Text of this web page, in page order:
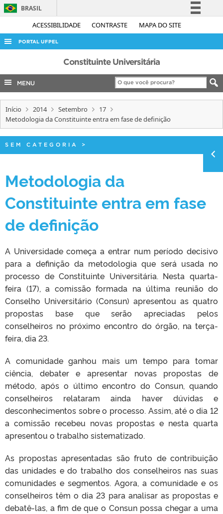
ACESSIBILIDADE CONTRASTE MAPA DO SITE
BRASIL
Simplifique!
Legislação
Canais
PORTAL UFPEL
ACESSO À INFORMAÇÃO
AUDITORIA
COBALTO
CONCURSOS
INTERNACIONAL
PORTARIAS
Constituinte Universitária
MENU
Início 2014 Setembro
17
Metodologia da Constituinte entra em fase de definição
SEM CATEGORIA >
Metodologia da
Constituinte entra em fase
de definição
A Universidade começa a entrar num período decisivo
para a definição da metodologia que será usada no
processo de Constituinte Universitária. Nesta quarta-
feira (17), a comissão formada na última reunião do
Conselho Universitário (Consun) apresentou as quatro
propostas base que serão apreciadas pelos
conselheiros no próximo encontro do órgão, na terça-
feira, dia 23.
A comunidade ganhou mais um tempo para tomar
ciência, debater e apresentar novas propostas de
método, após o último encontro do Consun, quando
conselheiros relataram ainda haver dúvidas e
desconhecimentos sobre o processo. Assim, até o dia 12
a comissão recebeu novas propostas e nesta quarta
apresentou o trabalho sistematizado.
As propostas apresentadas são fruto de contribuição
das unidades e do trabalho dos conselheiros nas suas
comunidades e segmentos. Agora, a comunidade e os
conselheiros têm o dia 23 para analisar as propostas e
debatê-las, a fim de que o Consun possa chegar a uma